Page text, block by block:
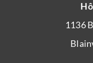
1136